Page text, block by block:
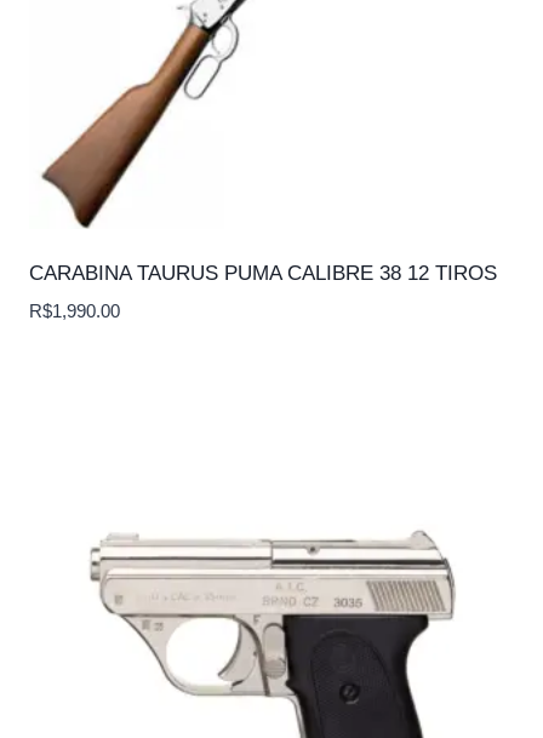
CARABINA TAURUS PUMA CALIBRE 38 12 TIROS
R$1,990.00